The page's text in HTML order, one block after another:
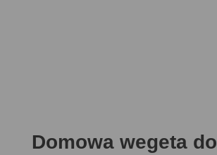
Domowa wegeta do